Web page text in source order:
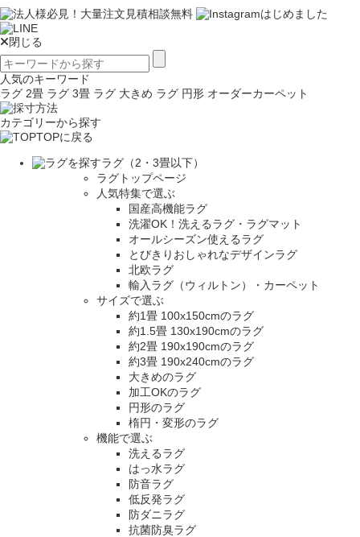
閉じる
人気のキーワード
ラグ 2畳 ラグ 3畳 ラグ 大きめ ラグ 円形 オーダーカーペット
カテゴリーから探す
TOPに戻る
ラグ（2・3畳以下）
ラグトップページ
人気特集で選ぶ
国産高機能ラグ
洗濯OK！洗えるラグ・ラグマット
オールシーズン使えるラグ
とびきりおしゃれなデザインラグ
北欧ラグ
輸入ラグ（ウィルトン）・カーペット
サイズで選ぶ
約1畳 100x150cmのラグ
約1.5畳 130x190cmのラグ
約2畳 190x190cmのラグ
約3畳 190x240cmのラグ
大きめのラグ
加工OKのラグ
円形のラグ
楕円・変形のラグ
機能で選ぶ
洗えるラグ
はっ水ラグ
防音ラグ
低反発ラグ
防ダニラグ
抗菌防臭ラグ